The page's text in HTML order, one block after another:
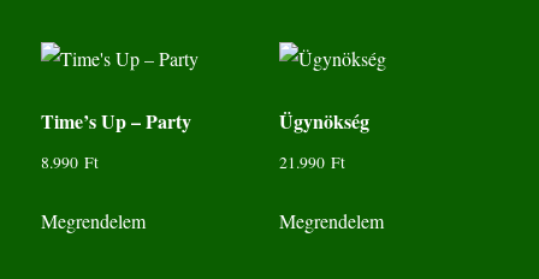
Time’s Up – Party
8.990Ft
Megrendelem
Ügynökség
21.990 Ft
Megrendelem